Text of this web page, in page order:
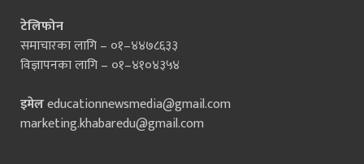
टेलिफोन
समाचारका लागि – ०१–४४७८६३३
विज्ञापनका लागि – ०१–४१०४३५४
इमेलeducationnewsmedia@gmail.com
marketing.khabaredu@gmail.com